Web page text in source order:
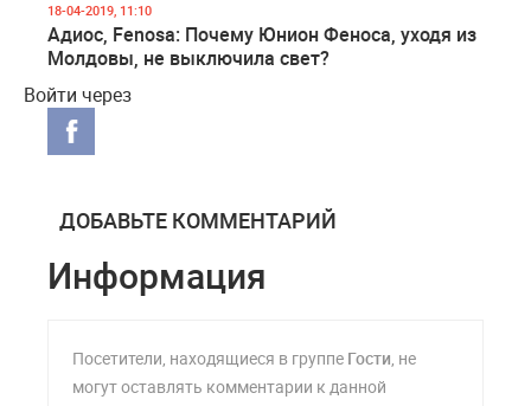
18-04-2019, 11:10
Адиос, Fenosa: Почему Юнион Феноса, уходя из
Молдовы, не выключила свет?
Войти через
ДОБАВЬТЕ КОММЕНТАРИЙ
Информация
Посетители, находящиеся в группе Гости, не
могут оставлять комментарии к данной